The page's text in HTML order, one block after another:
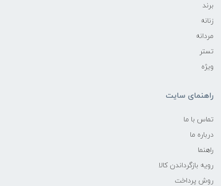
برند
زنانه
مردانه
تستر
ویژه
راهنمای سایت
تماس با ما
درباره ما
راهنما
رویه‌ بازگرداندن کالا
روش پرداخت